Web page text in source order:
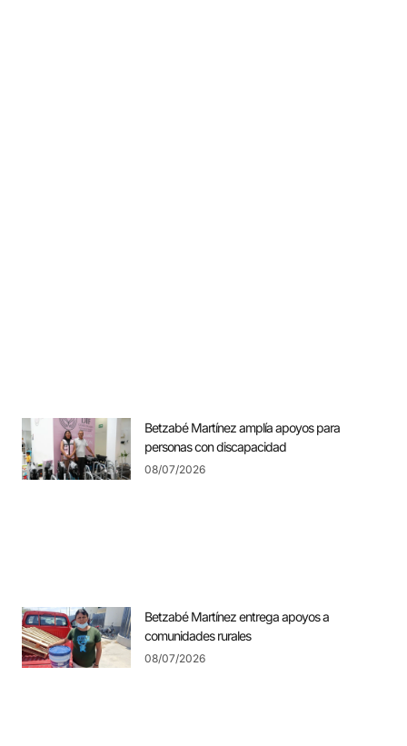
Betzabé Martínez amplía apoyos para
personas con discapacidad
08/07/2026
Betzabé Martínez entrega apoyos a
comunidades rurales
08/07/2026